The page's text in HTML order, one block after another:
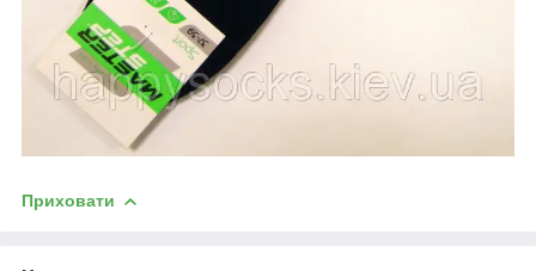
Приховати